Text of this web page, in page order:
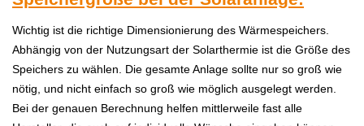
Wichtig ist die richtige Dimensionierung des Wärmespeichers.
Abhängig von der Nutzungsart der Solarthermie ist die Größe des
Speichers zu wählen. Die gesamte Anlage sollte nur so groß wie
nötig, und nicht einfach so groß wie möglich ausgelegt werden.
Bei der genauen Berechnung helfen mittlerweile fast alle